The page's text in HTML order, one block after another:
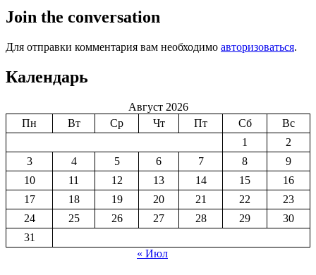
Join the conversation
Для отправки комментария вам необходимо авторизоваться.
Календарь
Август 2026
Пн
Вт Ср Чт Пт Сб
Вс
1
2
3
4 5 6 7 8
9
10
11 12 13 14 15
16
17
18 19 20 21 22
23
24
25 26 27 28 29
30
31
« Июл